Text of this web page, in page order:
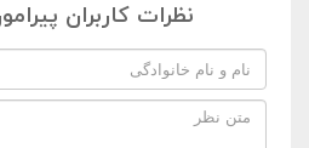
نظرات کاربران